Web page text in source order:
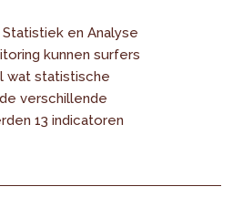
en Analyse
kunnen surfers
wat statistische
verschillende
13 indicatoren